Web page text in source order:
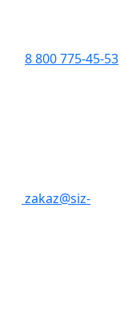
8 800 775-45-53
zakaz@siz-